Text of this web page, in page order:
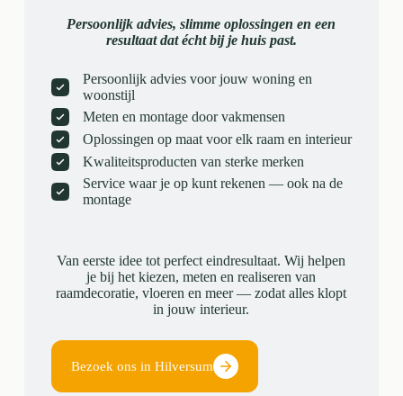
Persoonlijk advies, slimme oplossingen en een
resultaat dat écht bij je huis past.
Persoonlijk advies voor jouw woning en
woonstijl
Meten en montage door vakmensen
Oplossingen op maat voor elk raam en interieur
Kwaliteitsproducten van sterke merken
Service waar je op kunt rekenen — ook na de
montage
Van eerste idee tot perfect eindresultaat. Wij helpen
je bij het kiezen, meten en realiseren van
raamdecoratie, vloeren en meer — zodat alles klopt
in jouw interieur.
Bezoek ons in Hilversum